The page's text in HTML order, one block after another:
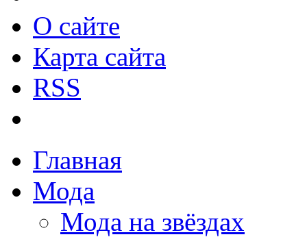
О сайте
Карта сайта
RSS
Главная
Мода
Мода на звёздах